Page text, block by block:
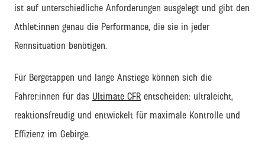
ist auf unterschiedliche Anforderungen ausgelegt und gibt den
Athlet:innen genau die Performance, die sie in jeder
Rennsituation benötigen.
Für Bergetappen und lange Anstiege können sich die
Fahrer:innen für das Ultimate CFR entscheiden: ultraleicht,
reaktionsfreudig und entwickelt für maximale Kontrolle und
Effizienz im Gebirge.